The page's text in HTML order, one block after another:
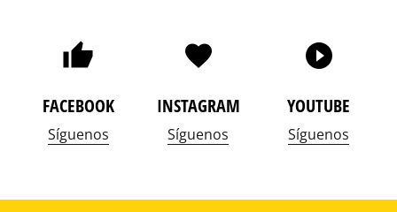
FACEBOOK
Síguenos
INSTAGRAM
Síguenos
YOUTUBE
Síguenos